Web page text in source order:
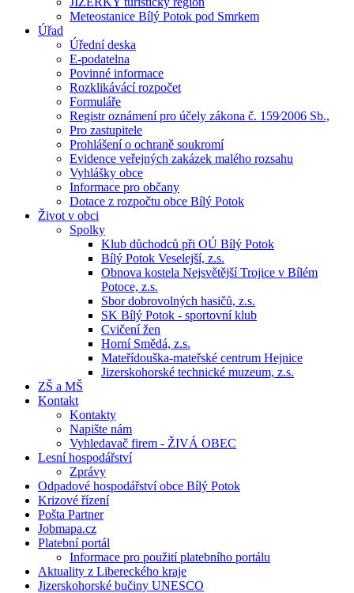
Meteostanice Bílý Potok pod Smrkem
Úřad
Úřední deska
E-podatelna
Povinné informace
Rozklikávácí rozpočet
Formuláře
Registr oznámení pro účely zákona č. 159⁄2006 Sb.,
Pro zastupitele
Prohlášení o ochraně soukromí
Evidence veřejných zakázek malého rozsahu
Vyhlášky obce
Informace pro občany
Dotace z rozpočtu obce Bílý Potok
Život v obci
Spolky
Klub důchodců při OÚ Bílý Potok
Bílý Potok Veselejší, z.s.
Obnova kostela Nejsvětější Trojice v Bílém
Potoce, z.s.
Sbor dobrovolných hasičů, z.s.
SK Bílý Potok - sportovní klub
Cvičení žen
Horní Smědá, z.s.
Mateřídouška-mateřské centrum Hejnice
Jizerskohorské technické muzeum, z.s.
ZŠ a MŠ
Kontakt
Kontakty
Napište nám
Vyhledavač firem - ŽIVÁ OBEC
Lesní hospodářství
Zprávy
Odpadové hospodářství obce Bílý Potok
Krizové řízení
Pošta Partner
Jobmapa.cz
Platební portál
Informace pro použití platebního portálu
Aktuality z Libereckého kraje
Jizerskohorské bučiny UNESCO